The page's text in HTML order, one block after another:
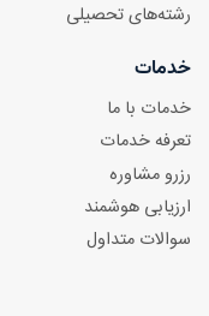
رشته‌های تحصیلی
خدمات
خدمات با ما
تعرفه خدمات
رزرو مشاوره
ارزیابی هوشمند
سوالات متداول